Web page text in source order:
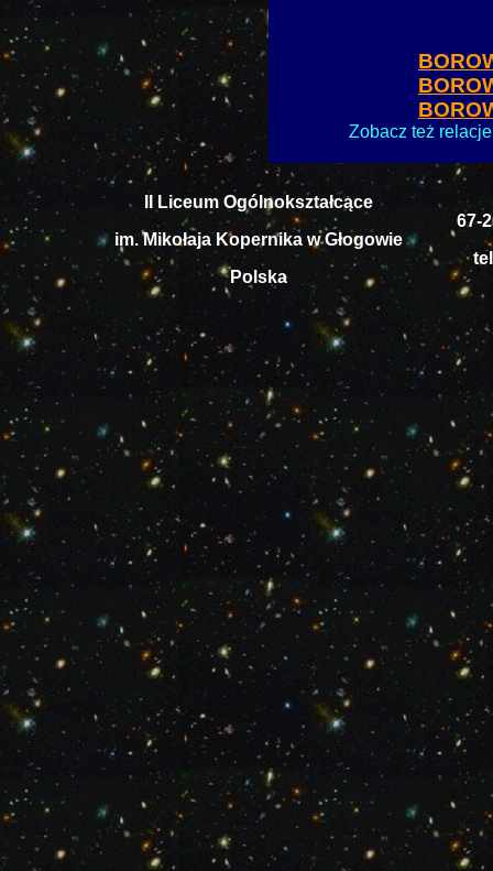
Zobacz też
II Liceum Ogólnokształcące
im. Mikołaja Kopernika w Głogowie
Polska
67-